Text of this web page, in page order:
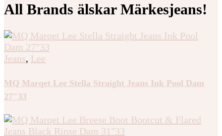
All Brands älskar Märkesjeans!
Jeans, Lee
MQ Marqet Lee Stella Straight Jeans Ink Pool Dam
27″33